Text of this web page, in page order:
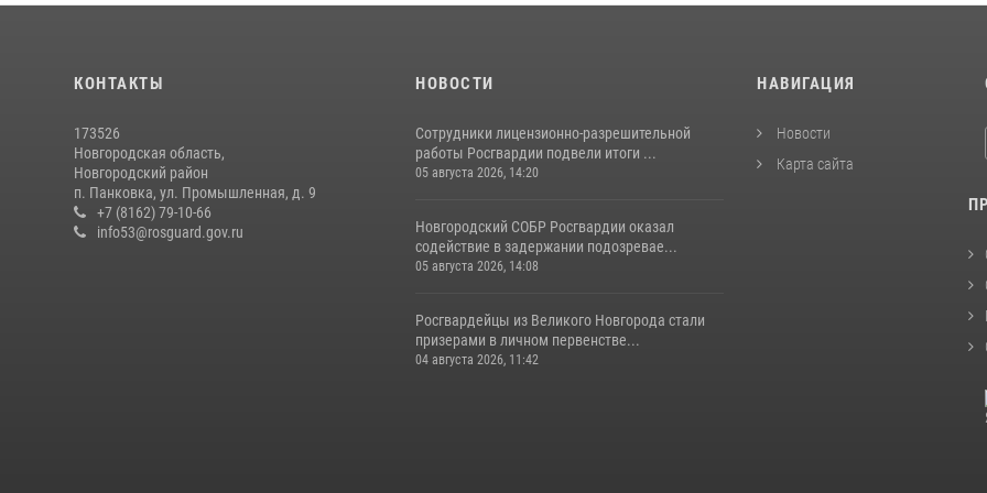
КОНТАКТЫ
173526
Новгородская область,
Новгородский район
п. Панковка, ул. Промышленная, д. 9
+7 (8162) 79-10-66
info53@rosguard.gov.ru
НОВОСТИ
Сотрудники лицензионно-разрешительной
работы Росгвардии подвели итоги ...
05 августа 2026, 14:20
Новгородский СОБР Росгвардии оказал
содействие в задержании подозревае...
05 августа 2026, 14:08
Росгвардейцы из Великого Новгорода стали
призерами в личном первенстве...
04 августа 2026, 11:42
НАВИГАЦИЯ
Новости
Карта сайта